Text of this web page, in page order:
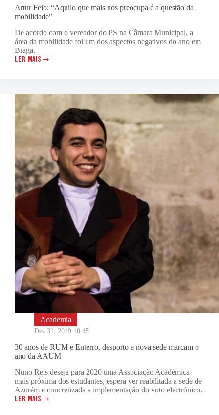
Artur Feio: “Aquilo que mais nos preocupa é a questão da
mobilidade”
De acordo com o vereador do PS na Câmara Municipal, a
área da mobilidade foi um dos aspectos negativos do ano em
Braga.
LER MAIS
ARTUR
QUE
MAIS
NOS
PREOCUPA
É
QUESTÃO
DA
MOBILIDADE”
Academia
Dez 31, 2019 10:45
30 anos de RUM e Enterro, desporto e nova sede marcam o
ano da AAUM
Nuno Reis deseja para 2020 uma Associação Académica
mais próxima dos estudantes, espera ver reabilitada a sede de
Azurém e concretizada a implementação do voto electrónico.
LER MAIS
30